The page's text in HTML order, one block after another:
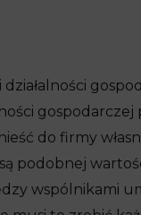
do firmy
podobnej
wspólnikami